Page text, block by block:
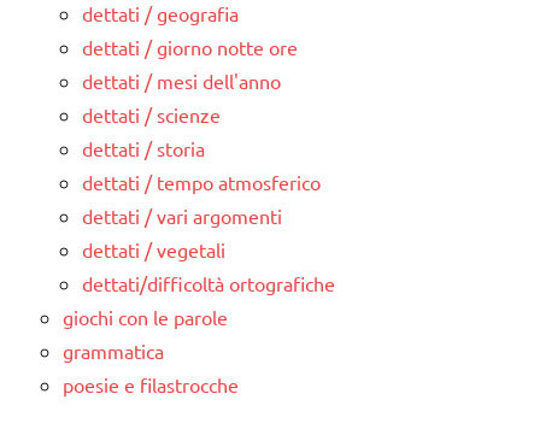
dettati / geografia
dettati / giorno notte ore
dettati / mesi dell'anno
dettati / scienze
dettati / storia
dettati / tempo atmosferico
dettati / vari argomenti
dettati / vegetali
dettati/difficoltà ortografiche
giochi con le parole
grammatica
poesie e filastrocche